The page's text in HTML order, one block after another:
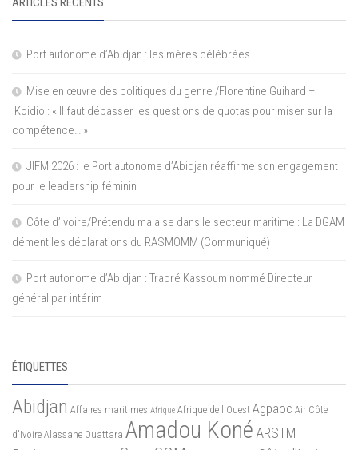
Port autonome d’Abidjan : les mères célébrées
Mise en œuvre des politiques du genre /Florentine Guihard –
Koidio : « Il faut dépasser les questions de quotas pour miser sur la
compétence… »
JIFM 2026 : le Port autonome d’Abidjan réaffirme son engagement
pour le leadership féminin
Côte d’Ivoire/Prétendu malaise dans le secteur maritime : La DGAM
dément les déclarations du RASMOMM (Communiqué)
Port autonome d’Abidjan : Traoré Kassoum nommé Directeur
général par intérim
ÉTIQUETTES
Abidjan Affaires maritimes Afrique Afrique de l'Ouest Agpaoc Air Côte
d'Ivoire Alassane Ouattara Amadou Koné ARSTM